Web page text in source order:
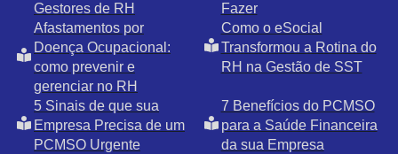
Gestores de RH
Fazer
Afastamentos por
Doença Ocupacional:
como prevenir e
gerenciar no RH
Como o eSocial
Transformou a Rotina do
RH na Gestão de SST
5 Sinais de que sua
Empresa Precisa de um
PCMSO Urgente
7 Benefícios do PCMSO
para a Saúde Financeira
da sua Empresa